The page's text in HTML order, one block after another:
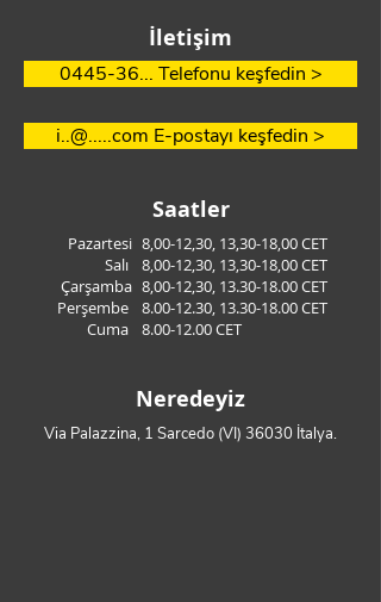
İletişim
0445-36... Telefonu keşfedin >
i..@.....com E-postayı keşfedin >
Saatler
Pazartesi
Salı
Çarşamba
Perşembe
Cuma
8,00-12,30, 13,30-18,00 CET
8,00-12,30, 13,30-18,00 CET
8,00-12,30, 13.30-18.00CET
8.00-12.30, 13.30-18.00CET
8.00-12.00CET
Neredeyiz
Via Palazzina, 1 Sarcedo (VI) 36030 İtalya.